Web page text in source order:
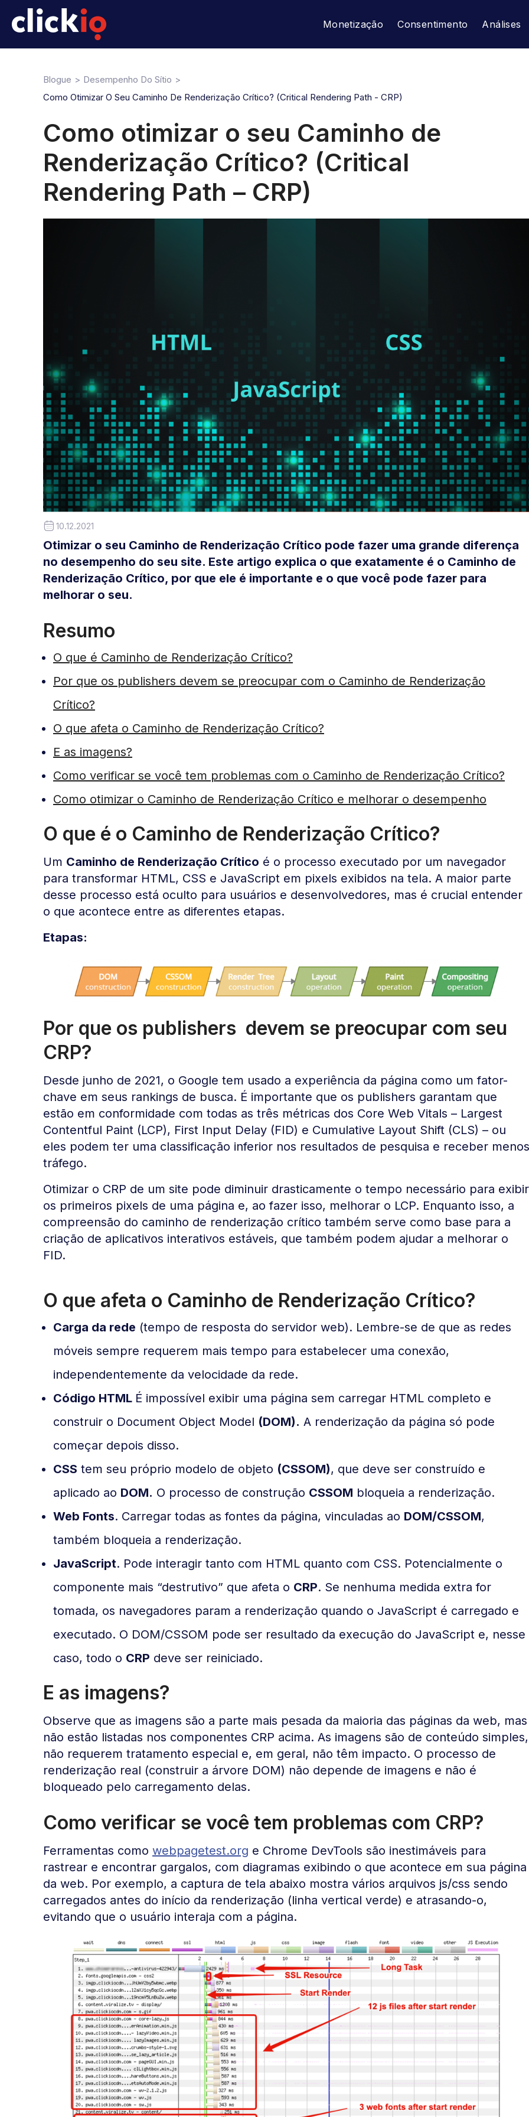
Monetização Consentimento Análises
Blogue
Desempenho Do Sítio
Como Otimizar O Seu Caminho De Renderização Crítico? (Critical Rendering Path - CRP)
Como otimizar o seu Caminho de
Renderização Crítico? (Critical
Rendering Path – CRP)
10.12.2021
Otimizar o seu Caminho de Renderização Crítico pode fazer uma grande diferença
no desempenho do seu site. Este artigo explica o que exatamente é o Caminho de
Renderização Crítico, por que ele é importante e o que você pode fazer para
melhorar o seu.
Resumo
O que é Caminho de Renderização Crítico?
Por que os publishers devem se preocupar com o Caminho de Renderização
Crítico?
O que afeta o Caminho de Renderização Crítico?
E as imagens?
Como verificar se você tem problemas com o Caminho de Renderização Crítico?
Como otimizar o Caminho de Renderização Crítico e melhorar o desempenho
O que é o Caminho de Renderização Crítico?
Um Caminho de Renderização Crítico é o processo executado por um navegador
para transformar HTML, CSS e JavaScript em pixels exibidos na tela. A maior parte
desse processo está oculto para usuários e desenvolvedores, mas é crucial entender
o que acontece entre as diferentes etapas.
Etapas:
Por que os publishers devem se preocupar com seu
CRP?
Desde junho de 2021, o Google tem usado a experiência da página como um fator-
chave em seus rankings de busca. É importante que os publishers garantam que
estão em conformidade com todas as três métricas dos Core Web Vitals – Largest
Contentful Paint (LCP), First Input Delay (FID) e Cumulative Layout Shift (CLS) – ou
eles podem ter uma classificação inferior nos resultados de pesquisa e receber menos
tráfego.
Otimizar o CRP de um site pode diminuir drasticamente o tempo necessário para exibir
os primeiros pixels de uma página e, ao fazer isso, melhorar o LCP. Enquanto isso, a
compreensão do caminho de renderização crítico também serve como base para a
criação de aplicativos interativos estáveis, que também podem ajudar a melhorar o
FID.
O que afeta o Caminho de Renderização Crítico?
Carga da rede (tempo de resposta do servidor web). Lembre-se de que as redes
móveis sempre requerem mais tempo para estabelecer uma conexão,
independentemente da velocidade da rede.
Código HTML É impossível exibir uma página sem carregar HTML completo e
construir o Document Object Model (DOM). A renderização da página só pode
começar depois disso.
CSS tem seu próprio modelo de objeto (CSSOM), que deve ser construído e
aplicado ao DOM. O processo de construção CSSOM bloqueia a renderização.
Web Fonts. Carregar todas as fontes da página, vinculadas ao DOM/CSSOM,
também bloqueia a renderização.
JavaScript. Pode interagir tanto com HTML quanto com CSS. Potencialmente o
componente mais “destrutivo” que afeta o CRP. Se nenhuma medida extra for
tomada, os navegadores param a renderização quando o JavaScript é carregado e
executado. O DOM/CSSOM pode ser resultado da execução do JavaScript e, nesse
caso, todo o CRP deve ser reiniciado.
E as imagens?
Observe que as imagens são a parte mais pesada da maioria das páginas da web, mas
não estão listadas nos componentes CRP acima. As imagens são de conteúdo simples,
não requerem tratamento especial e, em geral, não têm impacto. O processo de
renderização real (construir a árvore DOM) não depende de imagens e não é
bloqueado pelo carregamento delas.
Como verificar se você tem problemas com CRP?
Ferramentas como webpagetest.org e Chrome DevTools são inestimáveis ​​para
rastrear e encontrar gargalos, com diagramas exibindo o que acontece em sua página
da web. Por exemplo, a captura de tela abaixo mostra vários arquivos js/css sendo
carregados antes do início da renderização (linha vertical verde) e atrasando-o,
evitando que o usuário interaja com a página.